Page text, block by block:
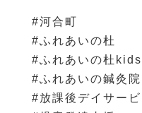
#河合町
#ふれあいの杜
#ふれあいの杜kids
#ふれあいの鍼灸院
#放課後デイサービ